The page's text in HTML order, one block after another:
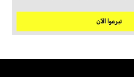
تبرعوا الآن